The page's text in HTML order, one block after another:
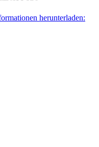
herunterladen: